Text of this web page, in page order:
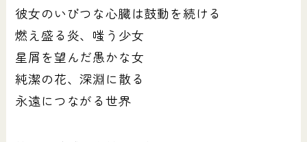
彼女のいびつな心臓は鼓動を続ける
燃え盛る炎、嗤う少女
星屑を望んだ愚かな女
純潔の花、深淵に散る
永遠につながる世界